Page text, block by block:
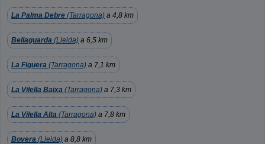
La Palma Debre (Tarragona) a 4,8 km
Bellaguarda (Lleida) a 6,5 km
La Figuera (Tarragona) a 7,1 km
La Vilella Baixa (Tarragona) a 7,3 km
La Vilella Alta (Tarragona) a 7,8 km
Bovera (Lleida) a 8,8 km